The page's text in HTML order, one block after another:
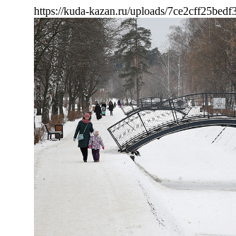
https://kuda-kazan.ru/uploads/